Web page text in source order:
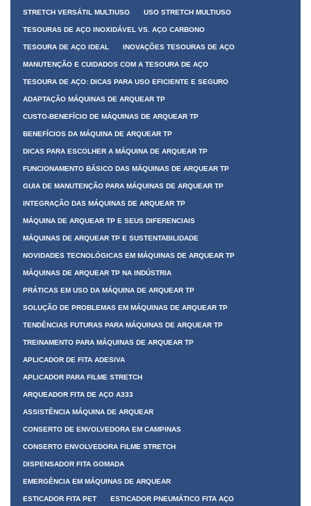
STRETCH VERSÁTIL MULTIUSO USO STRETCH MULTIUSO
TESOURAS DE AÇO INOXIDÁVEL VS. AÇO CARBONO
TESOURA DE AÇO IDEAL INOVAÇÕES TESOURAS DE AÇO
MANUTENÇÃO E CUIDADOS COM A TESOURA DE AÇO
TESOURA DE AÇO: DICAS PARA USO EFICIENTE E SEGURO
ADAPTAÇÃO MÁQUINAS DE ARQUEAR TP
CUSTO-BENEFÍCIO DE MÁQUINAS DE ARQUEAR TP
BENEFÍCIOS DA MÁQUINA DE ARQUEAR TP
DICAS PARA ESCOLHER A MÁQUINA DE ARQUEAR TP
FUNCIONAMENTO BÁSICO DAS MÁQUINAS DE ARQUEAR TP
GUIA DE MANUTENÇÃO PARA MÁQUINAS DE ARQUEAR TP
INTEGRAÇÃO DAS MÁQUINAS DE ARQUEAR TP
MÁQUINA DE ARQUEAR TP E SEUS DIFERENCIAIS
MÁQUINAS DE ARQUEAR TP E SUSTENTABILIDADE
NOVIDADES TECNOLÓGICAS EM MÁQUINAS DE ARQUEAR TP
MÁQUINAS DE ARQUEAR TP NA INDÚSTRIA
PRÁTICAS EM USO DA MÁQUINA DE ARQUEAR TP
SOLUÇÃO DE PROBLEMAS EM MÁQUINAS DE ARQUEAR TP
TENDÊNCIAS FUTURAS PARA MÁQUINAS DE ARQUEAR TP
TREINAMENTO PARA MÁQUINAS DE ARQUEAR TP
APLICADOR DE FITA ADESIVA
APLICADOR PARA FILME STRETCH
ARQUEADOR FITA DE AÇO A333
ASSISTÊNCIA MÁQUINA DE ARQUEAR
CONSERTO DE ENVOLVEDORA EM CAMPINAS
CONSERTO ENVOLVEDORA FILME STRETCH
DISPENSADOR FITA GOMADA
EMERGÊNCIA EM MÁQUINAS DE ARQUEAR
ESTICADOR FITA PET ESTICADOR PNEUMÁTICO FITA AÇO